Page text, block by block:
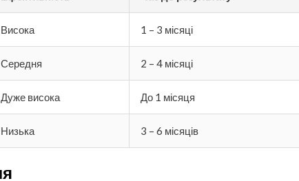
Висока 1 – 3 місяці
Середня 2 – 4 місяці
Дуже висока До 1 місяця
Низька 3 – 6 місяців